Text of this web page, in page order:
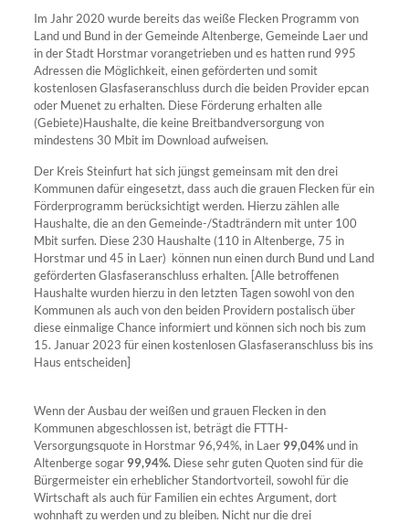
Im Jahr 2020 wurde bereits das weiße Flecken Programm von
Land und Bund in der Gemeinde Altenberge, Gemeinde Laer und
in der Stadt Horstmar vorangetrieben und es hatten rund 995
Adressen die Möglichkeit, einen geförderten und somit
kostenlosen Glasfaseranschluss durch die beiden Provider epcan
oder Muenet zu erhalten. Diese Förderung erhalten alle
(Gebiete)Haushalte, die keine Breitbandversorgung von
mindestens 30 Mbit im Download aufweisen.
Der Kreis Steinfurt hat sich jüngst gemeinsam mit den drei
Kommunen dafür eingesetzt, dass auch die grauen Flecken für ein
Förderprogramm berücksichtigt werden. Hierzu zählen alle
Haushalte, die an den Gemeinde-/Stadträndern mit unter 100
Mbit surfen. Diese 230 Haushalte (110 in Altenberge, 75 in
Horstmar und 45 in Laer) können nun einen durch Bund und Land
geförderten Glasfaseranschluss erhalten. [Alle betroffenen
Haushalte wurden hierzu in den letzten Tagen sowohl von den
Kommunen als auch von den beiden Providern postalisch über
diese einmalige Chance informiert und können sich noch bis zum
15. Januar 2023 für einen kostenlosen Glasfaseranschluss bis ins
Haus entscheiden]
Wenn der Ausbau der weißen und grauen Flecken in den
Kommunen abgeschlossen ist, beträgt die FTTH-
Versorgungsquote in Horstmar 96,94%, in Laer 99,04%und in
Altenberge sogar 99,94%. Diese sehr guten Quoten sind für die
Bürgermeister ein erheblicher Standortvorteil, sowohl für die
Wirtschaft als auch für Familien ein echtes Argument, dort
wohnhaft zu werden und zu bleiben. Nicht nur die drei